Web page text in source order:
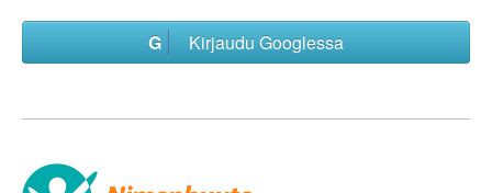
Kirjaudu Googlessa